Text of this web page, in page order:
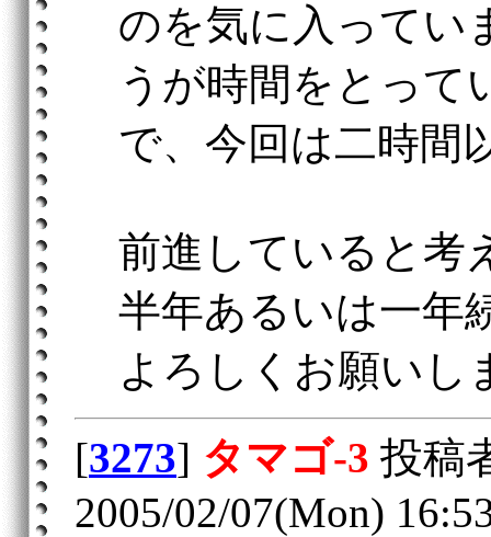
のを気に入ってい
うが時間をとって
で、今回は二時間
前進していると考
半年あるいは一年
よろしくお願いし
[3273] タマゴ‐3 投稿
2005/02/07(Mon)